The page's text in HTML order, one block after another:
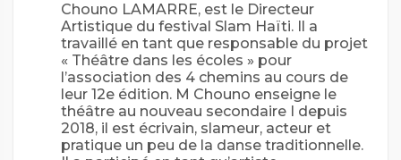
Chouno LAMARRE, est le Directeur
Artistique du festival Slam Haïti. Il a
travaillé en tant que responsable du projet
« Théâtre dans les écoles » pour
l’association des 4 chemins au cours de
leur 12e édition. M Chouno enseigne le
théâtre au nouveau secondaire I depuis
2018, il est écrivain, slameur, acteur et
pratique un peu de la danse traditionnelle.